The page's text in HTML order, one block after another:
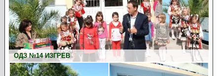
ОДЗ №14 ИЗГРЕВ